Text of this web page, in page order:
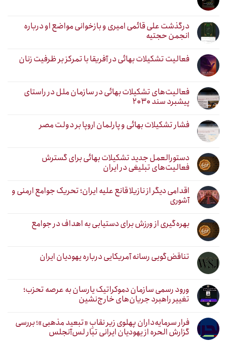
درگذشت علی قائمی امیری و بازخوانی مواضع او درباره
انجمن حجتیه
فعالیت تشکیلات بهائی در آفریقا با تمرکز بر ظرفیت زنان
فعالیت‌های تشکیلات بهائی در سازمان ملل در راستای
پیشبرد سند ۲۰۳۰
فشار تشکیلات بهائی و پارلمان اروپا بر دولت مصر
دستورالعمل جدید تشکیلات بهائی برای گسترش
فعالیت‌های تبلیغی در ایران
اقدامی دیگر از نازیلا قانع علیه ایران؛ تحریک جوامع ارمنی و
آشوری
بهره‌گیری از ورزش برای دستیابی به اهداف در جوامع
تناقض‌گویی رسانه آمریکایی درباره یهودیان ایران
ورود رسمی سازمان دموکراتیک یارسان به عرصه تحزب؛
تغییر راهبرد جریان‌های خارج‌نشین
فرار سرمایه‌داران پهلوی زیر نقابِ «تبعید مذهبی»؛ بررسی
گزارش الحره از یهودیان ایرانی تبار لس‌آنجلس